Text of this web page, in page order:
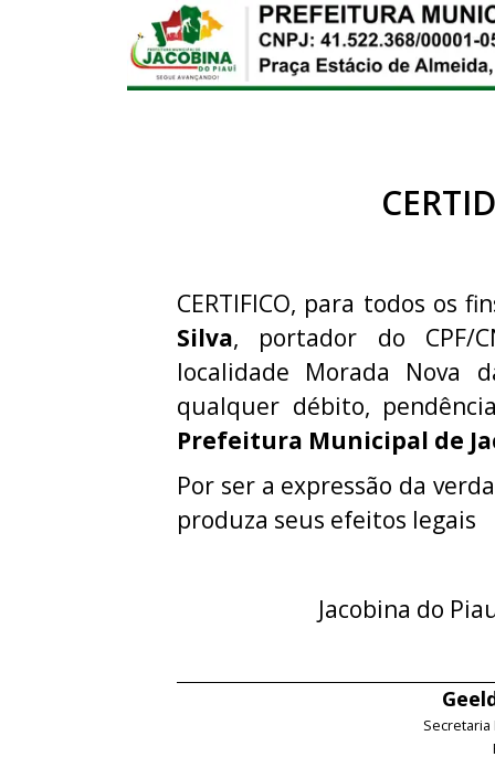
CERTIFICO, para todos os
Silva, portador do CPF/
localidade Morada Nova
qualquer débito,
Prefeitura Municipal de
Por ser a expressão da
produza seus efeitos legais
Jacobina do